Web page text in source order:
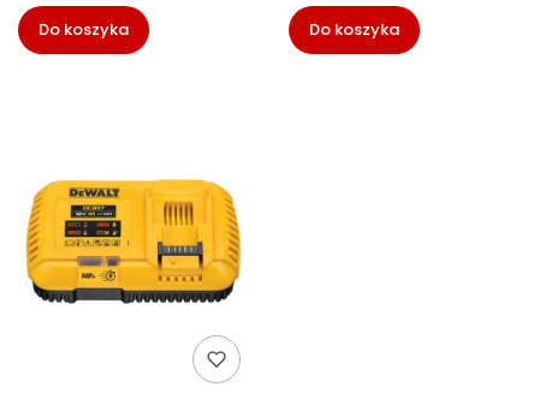
Do koszyka Do koszyka